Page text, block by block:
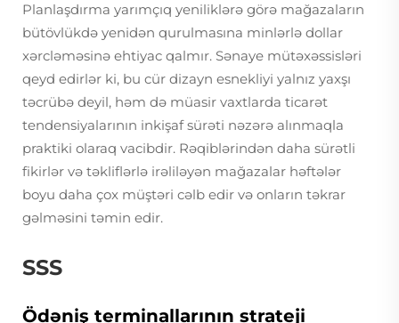
Planlaşdırma yarımçıq yeniliklərə görə mağazaların
bütövlükdə yenidən qurulmasına minlərlə dollar
xərcləməsinə ehtiyac qalmır. Sənaye mütəxəssisləri
qeyd edirlər ki, bu cür dizayn esnekliyi yalnız yaxşı
təcrübə deyil, həm də müasir vaxtlarda ticarət
tendensiyalarının inkişaf sürəti nəzərə alınmaqla
praktiki olaraq vacibdir. Rəqiblərindən daha sürətli
fikirlər və təkliflərlə irəliləyən mağazalar həftələr
boyu daha çox müştəri cəlb edir və onların təkrar
gəlməsini təmin edir.
SSS
Ödəniş terminallarının strateji